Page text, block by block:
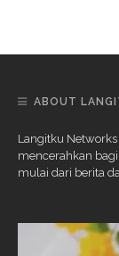
ABOUT
Langitku
mencerahkan
mulai dari berita